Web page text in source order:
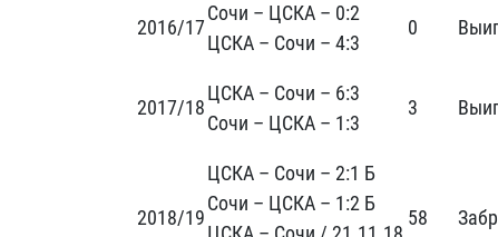
2016/17
Сочи – ЦСКА – 0:2
ЦСКА – Сочи – 4:3
0
2017/18
ЦСКА – Сочи – 6:3
Сочи – ЦСКА – 1:3
3
2018/19
ЦСКА – Сочи – 2:1 Б
Сочи – ЦСКА – 1:2 Б
58